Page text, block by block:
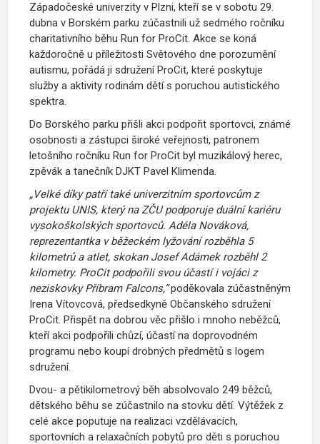
Západočeské univerzity v Plzni, kteří se v sobotu 29.
dubna v Borském parku zúčastnili už sedmého ročníku
charitativního běhu Run for ProCit. Akce se koná
každoročně u příležitosti Světového dne porozumění
autismu, pořádá ji sdružení ProCit, které poskytuje
služby a aktivity rodinám dětí s poruchou autistického
spektra.
Do Borského parku přišli akci podpořit sportovci, známé
osobnosti a zástupci široké veřejnosti, patronem
letošního ročníku Run for ProCit byl muzikálový herec,
zpěvák a tanečník DJKT Pavel Klimenda.
„Velké díky patří také univerzitním sportovcům z
projektu UNIS, který na ZČU podporuje duální kariéru
vysokoškolských sportovců. Adéla Nováková,
reprezentantka v běžeckém lyžování rozběhla 5
kilometrů a atlet, skokan Josef Adámek rozběhl 2
kilometry. ProCit podpořili svou účastí i vojáci z
neziskovky Příbram Falcons,“poděkovala zúčastněným
Irena Vítovcová, předsedkyně Občanského sdružení
ProCit. Přispět na dobrou věc přišlo i mnoho neběžců,
kteří akci podpořili chůzí, účastí na doprovodném
programu nebo koupí drobných předmětů s logem
sdružení.
Dvou- a pětikilometrový běh absolvovalo 249 běžců,
dětského běhu se zúčastnilo na stovku dětí. Výtěžek z
celé akce poputuje na realizaci vzdělávacích,
sportovních a relaxačních pobytů pro děti s poruchou